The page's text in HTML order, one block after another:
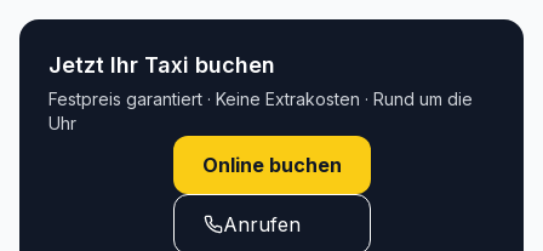
Jetzt Ihr Taxi buchen
Festpreis garantiert · Keine Extrakosten · Rund um die
Uhr
Online buchen
Anrufen